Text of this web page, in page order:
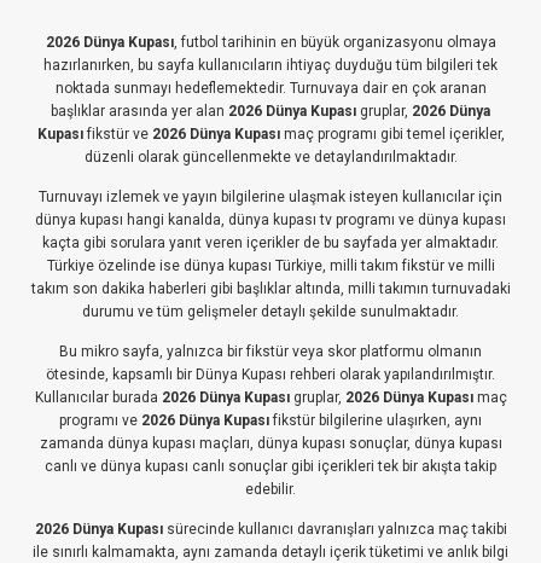
2026 Dünya Kupası, futbol tarihinin en büyük organizasyonu olmaya
hazırlanırken, bu sayfa kullanıcıların ihtiyaç duyduğu tüm bilgileri tek
noktada sunmayı hedeflemektedir. Turnuvaya dair en çok aranan
başlıklar arasında yer alan 2026 Dünya Kupası gruplar, 2026 Dünya
Kupasıfikstür ve 2026 Dünya Kupasımaç programı gibi temel içerikler,
düzenli olarak güncellenmekte ve detaylandırılmaktadır.
Turnuvayı izlemek ve yayın bilgilerine ulaşmak isteyen kullanıcılar için
dünya kupası hangi kanalda, dünya kupası tv programı ve dünya kupası
kaçta gibi sorulara yanıt veren içerikler de bu sayfada yer almaktadır.
Türkiye özelinde ise dünya kupası Türkiye, milli takım fikstür ve milli
takım son dakika haberleri gibi başlıklar altında, milli takımın turnuvadaki
durumu ve tüm gelişmeler detaylı şekilde sunulmaktadır.
Bu mikro sayfa, yalnızca bir fikstür veya skor platformu olmanın
ötesinde, kapsamlı bir Dünya Kupası rehberi olarak yapılandırılmıştır.
Kullanıcılar burada 2026 Dünya Kupasıgruplar, 2026 Dünya Kupasımaç
programı ve 2026 Dünya Kupasıfikstür bilgilerine ulaşırken, aynı
zamanda dünya kupası maçları, dünya kupası sonuçlar, dünya kupası
canlı ve dünya kupası canlı sonuçlar gibi içerikleri tek bir akışta takip
edebilir.
2026 Dünya Kupasısürecinde kullanıcı davranışları yalnızca maç takibi
ile sınırlı kalmamakta, aynı zamanda detaylı içerik tüketimi ve anlık bilgi